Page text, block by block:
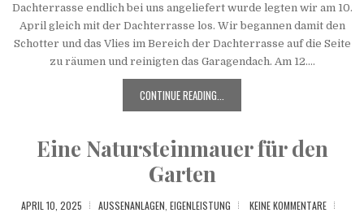
Dachterrasse endlich bei uns angeliefert wurde legten wir am 10.
April gleich mit der Dachterrasse los. Wir begannen damit den
Schotter und das Vlies im Bereich der Dachterrasse auf die Seite
zu räumen und reinigten das Garagendach. Am 12....
CONTINUE READING...
Eine Natursteinmauer für den
Garten
APRIL 10, 2025 AUSSENANLAGEN EIGENLEISTUNG KEINE KOMMENTARE